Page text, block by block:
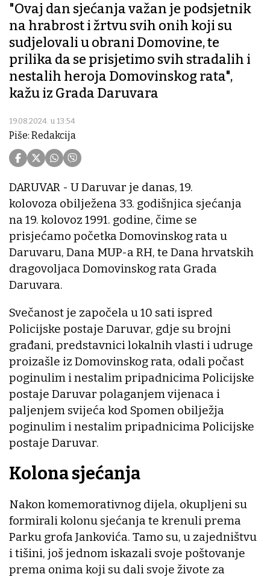
"Ovaj dan sjećanja važan je podsjetnik
na hrabrost i žrtvu svih onih koji su
sudjelovali u obrani Domovine, te
prilika da se prisjetimo svih stradalih i
nestalih heroja Domovinskog rata",
kažu iz Grada Daruvara
19.08.2024. u 13:54
Piše: Redakcija
DARUVAR - U Daruvar je danas, 19.
kolovoza obilježena 33. godišnjica sjećanja
na 19. kolovoz 1991. godine, čime se
prisjećamo početka Domovinskog rata u
Daruvaru, Dana MUP-a RH, te Dana hrvatskih
dragovoljaca Domovinskog rata Grada
Daruvara.
Svečanost je započela u 10 sati ispred
Policijske postaje Daruvar, gdje su brojni
građani, predstavnici lokalnih vlasti i udruge
proizašle iz Domovinskog rata, odali počast
poginulim i nestalim pripadnicima Policijske
postaje Daruvar polaganjem vijenaca i
paljenjem svijeća kod Spomen obilježja
poginulim i nestalim pripadnicima Policijske
postaje Daruvar.
Kolona sjećanja
Nakon komemorativnog dijela, okupljeni su
formirali kolonu sjećanja te krenuli prema
Parku grofa Jankovića. Tamo su, u zajedništvu
i tišini, još jednom iskazali svoje poštovanje
prema onima koji su dali svoje živote za